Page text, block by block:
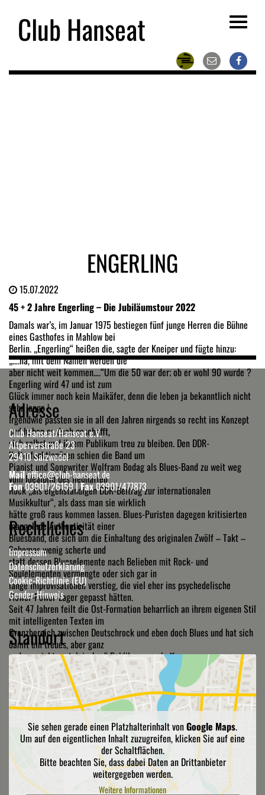
Club Hanseat
Toggle
ENGERLING
15.07.2022
45 + 2 Jahre Engerling – Die Jubiläumstour 2022
Damals war’s, im Januar 1975 bestiegen fünf junge Herren die Bühne
eines Gasthofes in Mahlow bei
Berlin. „Engerling“ heißen die, sagte der Kneiper und fügte hinzu:
„….na, mit dem Namen werden die
aber nicht weit kommen….“Um die 50 war der; ob er wohl 90 wurde ?
Engerling wird 47 und ist zum
Glück immer noch kein Maikäfer, denn die leben ja bekanntlich nicht
sehr lange !
Irgendwie passten sie in all den Jahren nirgends so recht ins Konzept
und haben es doch geschafft,
sich selbst und ihrem Publikum treu zu bleiben. Den DDR-
Kulturfunktionären schien die Band um
Pianist und Songwriter Wolfram Bodag als Blues-Band zu weit weg
vom Idealbild des liedhaften
Rock „als eigenständigen DDR-Beitrag zur internationalen
Musikkultur“, als dass man sie wirklich
hätte groß raus kommen lassen. Blues-Puristen dagegen kritisierten
mangelnde Authentizität einer
Bluesband, die sich um die Einhaltung des originalen Zwölf – Takt –
Schemas wenig scherte und
statt dessen Blueselemente nach Belieben mit Rock- und
Soulelementen vermengte oder sich gar in
lange Improvisationen verstieg, die viel eher ins psychedelische
Flower-Power-Lager gepasst hätten.
Seit 47 Jahren feilt die Ost-Formation beharrlich an ihrem eigenen Stil
mit intelligenten Texten im
Grenzbereich zwischen Deutschrock und eben doch Blues und hat sich
damit ein treues, aber ganz
und gar nicht „ostalgisches“ Publikum geschaffen.
Adresse
Club Hanseat/Hanseat e.V.
Altperverstraße 23
29410 Salzwedel
Mailoffice@club-hanseat.de
Fon03901/26159|Fax03901/477873
Rechtliches
Impressum
Datenschutzerklärung
Cookie-Richtlinie (EU)
Gender-Hinweis
Standort
Sie sehen gerade einen Platzhalterinhalt vonGoogle Maps.
Um auf den eigentlichen Inhalt zuzugreifen, klicken Sie auf eine
der Schaltflächen.
Bitte beachten Sie, dass dabei Daten an Drittanbieter
weitergegeben werden.
Weitere Informationen